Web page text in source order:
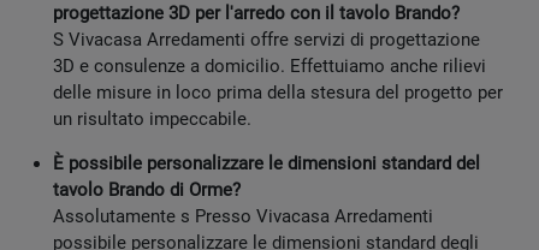
progettazione 3D per l'arredo con il tavolo Brando?
S Vivacasa Arredamenti offre servizi di progettazione
3D e consulenze a domicilio. Effettuiamo anche rilievi
delle misure in loco prima della stesura del progetto per
un risultato impeccabile.
È possibile personalizzare le dimensioni standard del
tavolo Brando di Orme?
Assolutamente s Presso Vivacasa Arredamenti
possibile personalizzare le dimensioni standard degli